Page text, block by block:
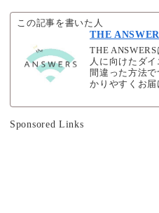
この記事を書いた人
THE
THE
人に向けたダ
間違った方法
かりやすくお届
Sponsored Links